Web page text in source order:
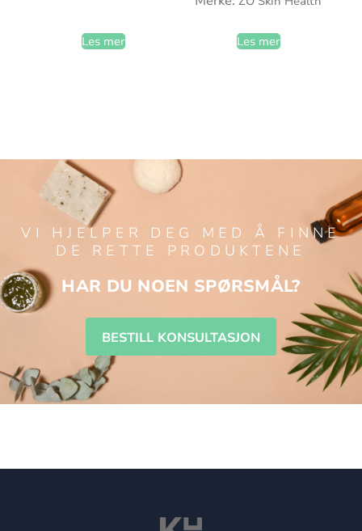
Les mer Les mer
VI HJELPER DEG MED Å FINNE
DE RETTE PRODUKTENE
HAR DU NOEN SPØRSMÅL?
BESTILL KONSULTASJON